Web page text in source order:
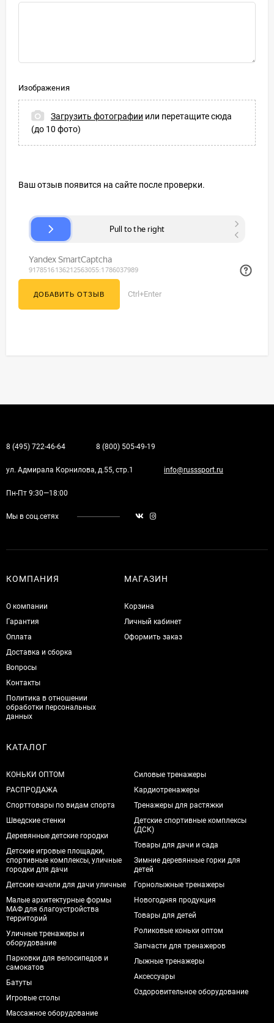
Изображения
Загрузить фотографии или перетащите сюда
(до 10 фото)
Ваш отзыв появится на сайте после проверки.
Ctrl+Enter
8 (495) 722-46-64 8 (800) 505-49-19
ул. Адмирала Корнилова, д.55, стр.1 info@russsport.ru
Пн-Пт 9:30—18:00
Мы в соц.сетях
КОМПАНИЯ
О компании
Гарантия
Оплата
Доставка и сборка
Вопросы
Контакты
Политика в отношении
обработки персональных
данных
МАГАЗИН
Корзина
Личный кабинет
Оформить заказ
КАТАЛОГ
КОНЬКИ ОПТОМ
РАСПРОДАЖА
Спорттовары по видам спорта
Шведские стенки
Деревянные детские городки
Детские игровые площадки,
спортивные комплексы, уличные
городки для дачи
Детские качели для дачи уличные
Малые архитектурные формы
МАФ для благоустройства
территорий
Уличные тренажеры и
оборудование
Парковки для велосипедов и
самокатов
Батуты
Игровые столы
Массажное оборудование
Силовые тренажеры
Кардиотренажеры
Тренажеры для растяжки
Детские спортивные комплексы
(ДСК)
Товары для дачи и сада
Зимние деревянные горки для
детей
Горнолыжные тренажеры
Новогодняя продукция
Товары для детей
Роликовые коньки оптом
Запчасти для тренажеров
Лыжные тренажеры
Аксессуары
Оздоровительное оборудование